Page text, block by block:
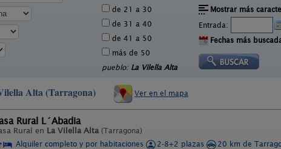
de 21 a 30
de 31 a 40
de 41 a 50
más de 50
pueblo: La Vilella Alta
Mostrar más
Entrada:
Fechas más
Alta (Tarragona) Ver en el mapa
Rural L´Abadia
Rural en La Vilella Alta (Tarragona)
Alquiler completo y por habitaciones
2-8+2 plazas
20 km de